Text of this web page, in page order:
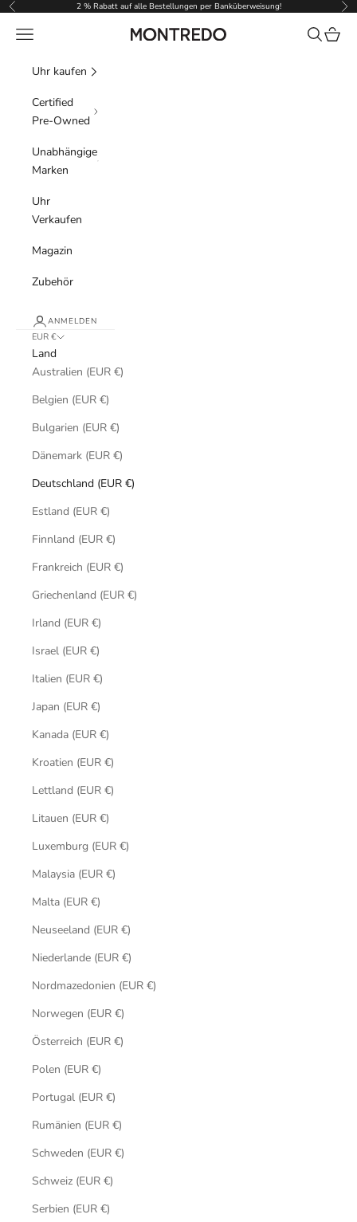
Zum Inhalt springen
Zurück 2 % Rabatt auf alle Bestellungen per Banküberweisung! Vor
Montredo
Menü Suchen
Uhr kaufen
Certified
Pre-Owned
Unabhängige
Marken
Uhr
Verkaufen
Magazin
Zubehör
ANMELDEN
EUR €
Land
Australien (EUR €)
Belgien (EUR €)
Bulgarien (EUR €)
Dänemark (EUR €)
Deutschland (EUR €)
Estland (EUR €)
Finnland (EUR €)
Frankreich (EUR €)
Griechenland (EUR €)
Irland (EUR €)
Israel (EUR €)
Italien (EUR €)
Japan (EUR €)
Kanada (EUR €)
Kroatien (EUR €)
Lettland (EUR €)
Litauen (EUR €)
Luxemburg (EUR €)
Malaysia (EUR €)
Malta (EUR €)
Neuseeland (EUR €)
Niederlande (EUR €)
Nordmazedonien (EUR €)
Norwegen (EUR €)
Österreich (EUR €)
Polen (EUR €)
Portugal (EUR €)
Rumänien (EUR €)
Schweden (EUR €)
Schweiz (EUR €)
Serbien (EUR €)